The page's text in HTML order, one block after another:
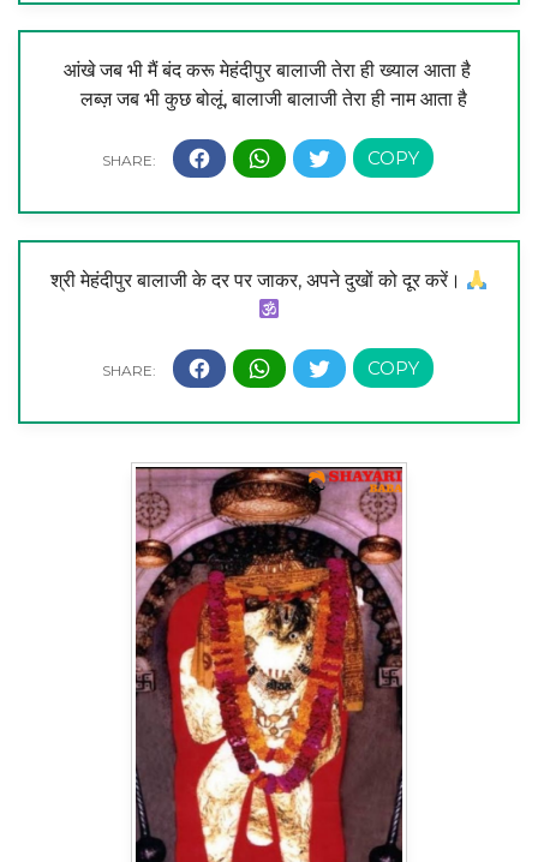
आंखे जब भी मैं बंद करू मेहंदीपुर बालाजी तेरा ही ख्याल आता है
लब्ज़ जब भी कुछ बोलूं, बालाजी बालाजी तेरा ही नाम आता है
श्री मेहंदीपुर बालाजी के दर पर जाकर, अपने दुखों को दूर करें।